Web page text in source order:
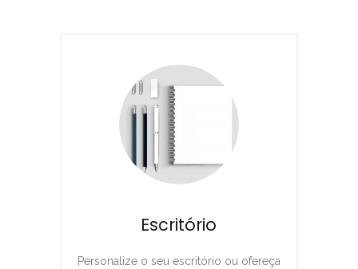
Escritório
Personalize o seu escritório ou ofereça